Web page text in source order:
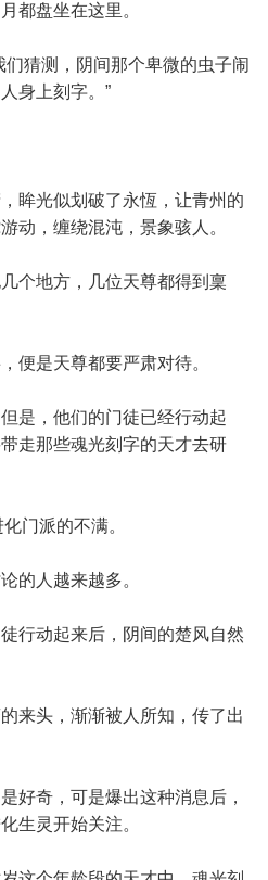
都盘坐在这里。
猜测，阴间那个卑微的虫子闹
身上刻字。”
眸光似划破了永恆，让青州的
动，缠绕混沌，景象骇人。
个地方，几位天尊都得到稟
便是天尊都要严肃对待。
是，他们的门徒已经行动起
走那些魂光刻字的天才去研
门派的不满。
的人越来越多。
行动起来后，阴间的楚风自然
来头，渐渐被人所知，传了出
好奇，可是爆出这种消息后，
生灵开始关注。